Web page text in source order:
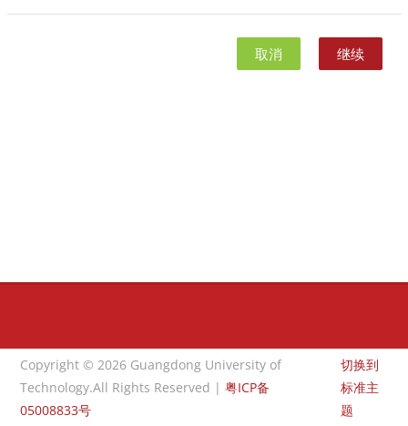
取消 继续
版块
Copyright © 2026 Guangdong University of
Technology.All Rights Reserved |粤ICP备
05008833号
切换到
标准主
题